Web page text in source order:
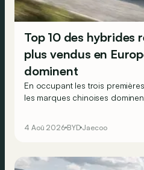
Top 10 des hybrides
plus vendus en
dominent
En occupant les trois
les marques chinoises
4 Aoû 2026 BYD Jaecoo